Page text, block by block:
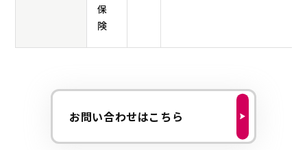
保
険
お問い合わせはこちら